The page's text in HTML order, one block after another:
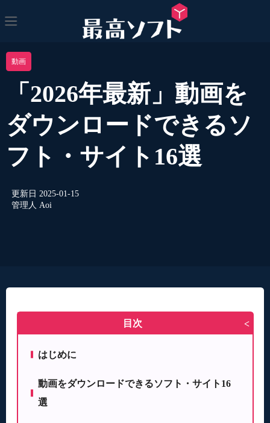
動画
「2026年最新」動画を
ダウンロードできるソ
フト・サイト16選
更新日 2025-01-15
管理人 Aoi
目次 >
はじめに
動画をダウンロードできるソフト・サイト16
選